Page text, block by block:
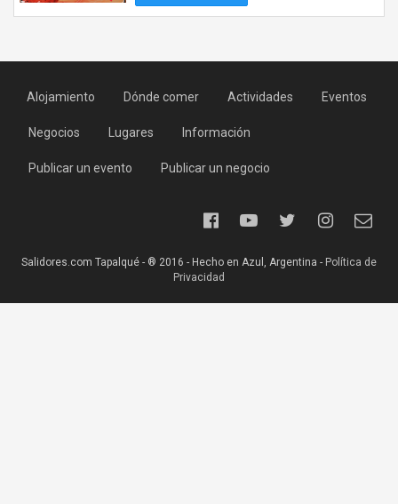
Alojamiento Dónde comer Actividades Eventos
Negocios Lugares Información
Publicar un evento Publicar un negocio
Salidores.com Tapalqué - ® 2016 - Hecho en Azul, Argentina - Política de
Privacidad